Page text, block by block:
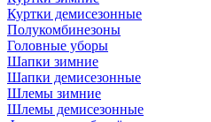
Куртки демисезонные
Полукомбинезоны
Головные уборы
Шапки зимние
Шапки демисезонные
Шлемы зимние
Шлемы демисезонные